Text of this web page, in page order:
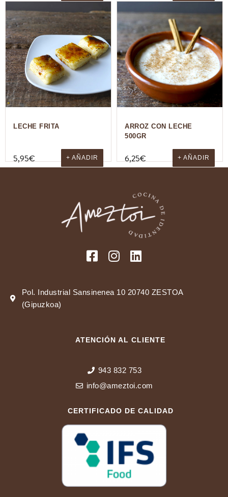
LECHE FRITA
5,95€ + AÑADIR
ARROZ CON LECHE
500GR
6,25€ + AÑADIR
Pol. Industrial Sansinenea 10 20740 ZESTOA
(Gipuzkoa)
ATENCIÓN AL CLIENTE
943 832 753
info@ameztoi.com
CERTIFICADO DE CALIDAD